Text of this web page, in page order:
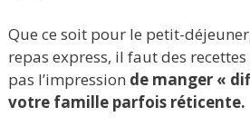
Que ce soit pour le petit-
repas express, il faut des
pas l’impression de manger «
votre famille parfois réticente.